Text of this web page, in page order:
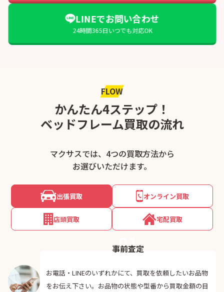
LINEでお問い合わせ
24時間365日いつでも対応OK
FLOW
かんたん4ステップ！
ベッドフレーム買取の流れ
マクサスでは、4つの買取方法から
お選びいただけます。
出張買取 オンライン買取
店頭買取 宅配買取
01
事前査定
お電話・LINEのいずれかにて、買取を依頼したいお品物
をお伝え下さい。お品物の状態や型番から買取金額の目